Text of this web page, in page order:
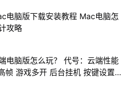
电脑版下载安装教程 Mac电脑怎
攻略
电脑版怎么玩？ 代号：云端性能
帧 游戏多开 后台挂机 按键设置